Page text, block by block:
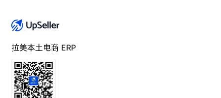
拉美本土电商 ERP